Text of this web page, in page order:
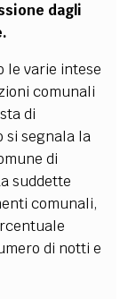
dagli
le varie intese
comunali
di
si segnala la
di
suddette
comunali,
di notti e